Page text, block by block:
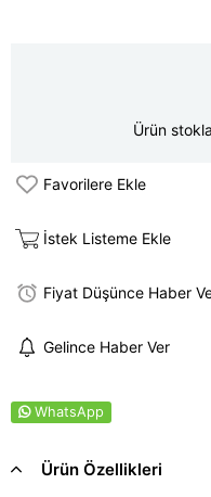
Ürün
Favorilere Ekle
İstek Listeme Ekle
Fiyat Düşünce Haber
Gelince Haber Ver
WhatsApp
Ürün Özellikleri